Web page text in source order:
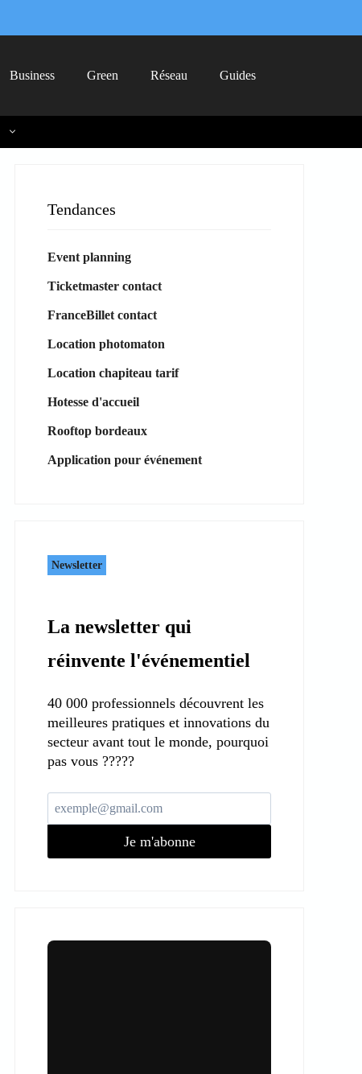
Business Green Réseau Guides
Tendances
Event planning
Ticketmaster contact
FranceBillet contact
Location photomaton
Location chapiteau tarif
Hotesse d'accueil
Rooftop bordeaux
Application pour événement
Newsletter
La newsletter qui
réinvente l'événementiel
40 000 professionnels découvrent les
meilleures pratiques et innovations du
secteur avant tout le monde, pourquoi
pas vous ?????
Je m'abonne